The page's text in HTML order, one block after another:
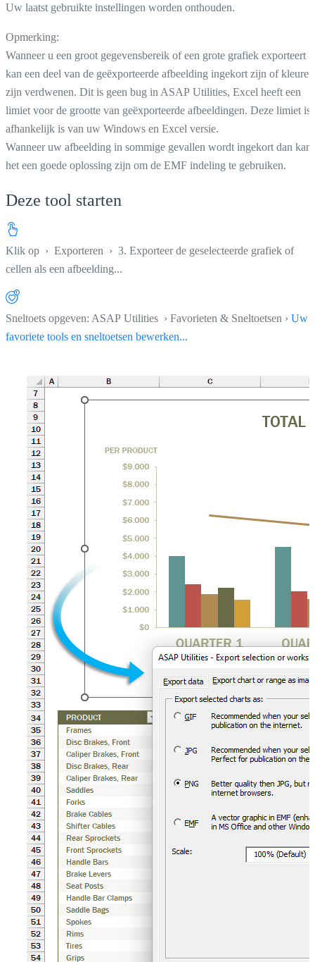
Uw laatst gebruikte instellingen worden onthouden.
Opmerking:
Wanneer u een groot gegevensbereik of een grote grafiek exporteert
kan een deel van de geëxporteerde afbeelding ingekort zijn of kleuren
zijn verdwenen. Dit is geen bug in ASAP Utilities, Excel heeft een
limiet voor de grootte van geëxporteerde afbeeldingen. Deze limiet is
afhankelijk is van uw Windows en Excel versie.
Wanneer uw afbeelding in sommige gevallen wordt ingekort dan kan
het een goede oplossing zijn om de EMF indeling te gebruiken.
Deze tool starten
Klik op › Exporteren › 3. Exporteer de geselecteerde grafiek of
cellen als een afbeelding...
Sneltoets opgeven: ASAP Utilities › Favorieten & Sneltoetsen › Uw
favoriete tools en sneltoetsen bewerken...